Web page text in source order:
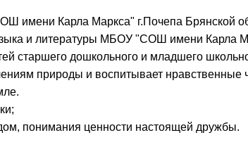
имени Карла Маркса" г.Почепа Брянской
и литературы МБОУ "СОШ имени Карла
старшего дошкольного и младшего
природы и воспитывает нравственные
понимания ценности настоящей дружбы.